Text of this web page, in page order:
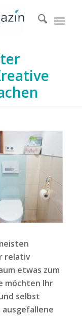
relativ
etwas zum
möchten Ihr
selbst